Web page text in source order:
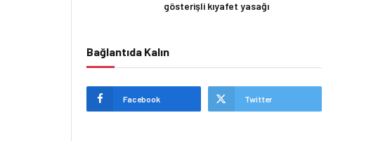
gösterişli kıyafet yasağı
Bağlantıda Kalın
Facebook Twitter